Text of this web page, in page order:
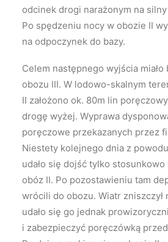
odcinek drogi narażonym na
Po spędzeniu nocy w obozie II
na odpoczynek do bazy.
Celem następnego wyjścia miało
obozu III. W lodowo-skalnym
II założono ok. 80m lin
drogę wyżej. Wyprawa
poręczowe przekazanych przez
Niestety kolejnego dnia z
udało się dojść tylko
obóz II. Po pozostawieniu tam
wrócili do obozu. Wiatr zniszczył
udało się go jednak
i zabezpieczyć poręczówką